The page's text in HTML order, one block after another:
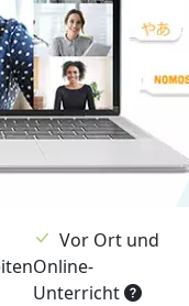
Vor Ort und
Online-
Unterricht